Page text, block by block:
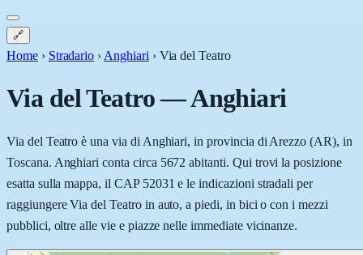
🔗
Home › Stradario › Anghiari › Via del Teatro
Via del Teatro—Anghiari
Via del Teatro è una via di Anghiari, in provincia di Arezzo (AR), in
Toscana. Anghiari conta circa 5672 abitanti. Qui trovi la posizione
esatta sulla mappa, il CAP 52031 e le indicazioni stradali per
raggiungere Via del Teatro in auto, a piedi, in bici o con i mezzi
pubblici, oltre alle vie e piazze nelle immediate vicinanze.